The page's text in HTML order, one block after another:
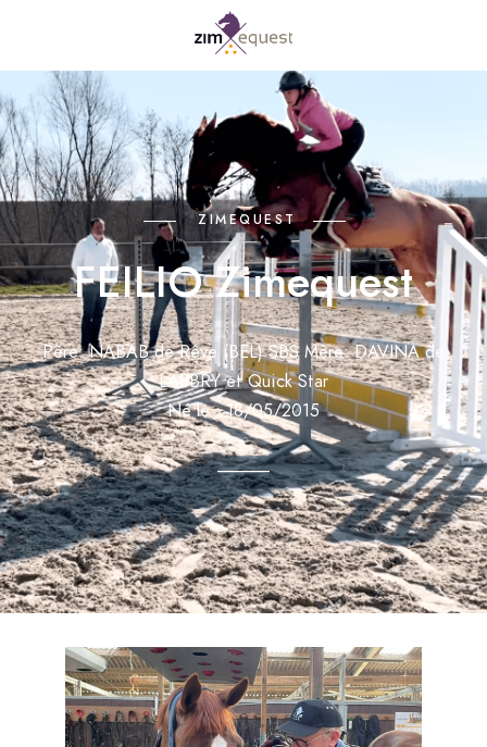
ZIMEQUEST
FEILIO Zimequest
Père: NABAB de Rêve (BEL) SBS Mère: DAVINA de
LAUBRY et Quick Star
Né le : 18/05/2015
______